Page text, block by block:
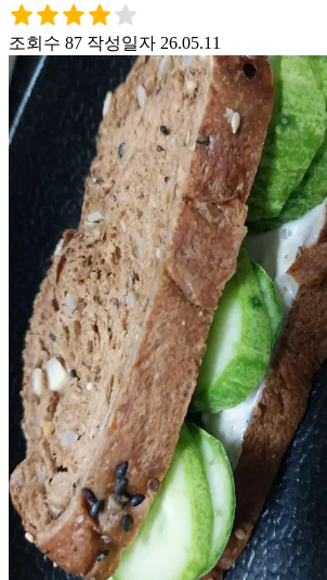
조회수 87 작성일자 26.05.11